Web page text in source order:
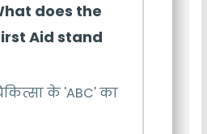
does the
Aid stand
के 'ABC' का